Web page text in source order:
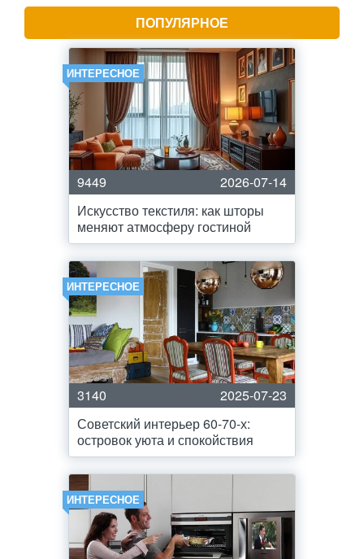
ПОПУЛЯРНОЕ
ИНТЕРЕСНОЕ
9449
2026-07-14
Искусство текстиля: как шторы
меняют атмосферу гостиной
ИНТЕРЕСНОЕ
3140
2025-07-23
Советский интерьер 60-70-х:
островок уюта и спокойствия
ИНТЕРЕСНОЕ